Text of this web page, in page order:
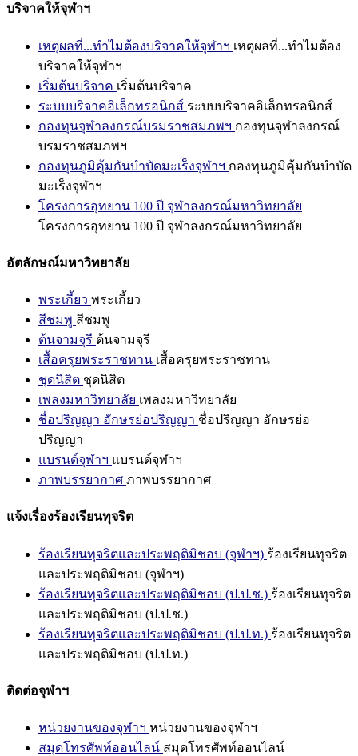
บริจาคให้จุฬาฯ
เหตุผลที่...ทำไมต้องบริจาคให้จุฬาฯ เหตุผลที่...ทำไมต้อง
บริจาคให้จุฬาฯ
เริ่มต้นบริจาค เริ่มต้นบริจาค
ระบบบริจาคอิเล็กทรอนิกส์ ระบบบริจาคอิเล็กทรอนิกส์
กองทุนจุฬาลงกรณ์บรมราชสมภพฯ กองทุนจุฬาลงกรณ์
บรมราชสมภพฯ
กองทุนภูมิคุ้มกันบำบัดมะเร็งจุฬาฯ กองทุนภูมิคุ้มกันบำบัด
มะเร็งจุฬาฯ
โครงการอุทยาน 100 ปี จุฬาลงกรณ์มหาวิทยาลัย
โครงการอุทยาน 100 ปี จุฬาลงกรณ์มหาวิทยาลัย
อัตลักษณ์มหาวิทยาลัย
พระเกี้ยว พระเกี้ยว
สีชมพู สีชมพู
ต้นจามจุรี ต้นจามจุรี
เสื้อครุยพระราชทาน เสื้อครุยพระราชทาน
ชุดนิสิต ชุดนิสิต
เพลงมหาวิทยาลัย เพลงมหาวิทยาลัย
ชื่อปริญญา อักษรย่อปริญญา ชื่อปริญญา อักษรย่อ
ปริญญา
แบรนด์จุฬาฯ แบรนด์จุฬาฯ
ภาพบรรยากาศ ภาพบรรยากาศ
แจ้งเรื่องร้องเรียนทุจริต
ร้องเรียนทุจริตและประพฤติมิชอบ (จุฬาฯ) ร้องเรียนทุจริต
และประพฤติมิชอบ (จุฬาฯ)
ร้องเรียนทุจริตและประพฤติมิชอบ (ป.ป.ช.) ร้องเรียนทุจริต
และประพฤติมิชอบ (ป.ป.ช.)
ร้องเรียนทุจริตและประพฤติมิชอบ (ป.ป.ท.) ร้องเรียนทุจริต
และประพฤติมิชอบ (ป.ป.ท.)
ติดต่อจุฬาฯ
หน่วยงานของจุฬาฯ หน่วยงานของจุฬาฯ
สมุดโทรศัพท์ออนไลน์ สมุดโทรศัพท์ออนไลน์